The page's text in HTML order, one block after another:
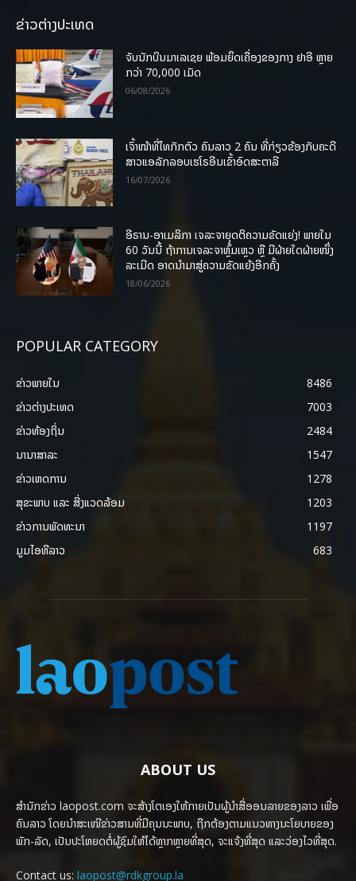
ຂ່າວຕ່າງປະເທດ
ຈັບນັກບິນມາເລເຊຍ ພ້ອມຍຶດເຄື່ອງຂອງກາງ ຢາອີ ຫຼາຍ
ກວ່າ 70,000 ເມັດ
06/08/2026
ເຈົ້າໜ້າທີ່ໄທກັກຕົວ ຄົນລາວ 2 ຄົນ ທີ່ກ່ຽວຂ້ອງກັບຄະດີ
ສາວແອລັກລອບເຮໂຣອີນເຂົ້າອົດສະຕາລີ
16/07/2026
ອີຣານ-ອາເມລິກາ ເຈລະຈາຍຸດຕິຄວາມຂັດແຍ່ງ! ພາຍໃນ
60 ວັນນີ້ ຖ້າການເຈລະຈາຫຼົ້ມເຫຼວ ຫຼື ມີຝ່າຍໃດຝ່າຍໜຶ່ງ
ລະເມີດ ອາດນໍາມາສູ່ຄວາມຂັດແຍ້ງອີກຄັ້ງ
18/06/2026
POPULAR CATEGORY
ຂ່າວພາຍ​ໃນ
8486
ຂ່າວຕ່າງປະເທດ
7003
ຂ່າວທ້ອງຖິ່ນ
2484
ນານາສາລະ
1547
ຂ່າວເຫດການ
1278
ສຸຂະພາບ ແລະ ສີ່ງແວດລ້ອມ
1203
ຂ່າວການພັດທະນາ
1197
ມູມໄອທີລາວ
683
ABOUT US
ສຳນັກຂ່າວ laopost.com ຈະສ້າງໂຕເອງໃຫ້ກາຍເປັນຜູ້ນຳສື່ອອນລາຍຂອງລາວ ເພື່ອ
ຄົນລາວ ໂດຍນຳສະເໜີຂ່າວສານທີ່ມີຄຸນນະພາບ, ຖືກຕ້ອງຕາມແນວທາງນະໂຍບາຍຂອງ
ພັກ-ລັດ, ເປັນປະໂຫຍດຕໍ່ຜູ້ຊົມໃຫ້ໄດ້ຫຼາກຫຼາຍທີ່ສຸດ, ຈະແຈ້ງທີ່ສຸດ ແລະວ່ອງໄວທີ່ສຸດ.
Contact us: laopost@rdkgroup.la